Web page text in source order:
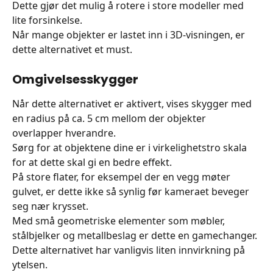
Dette gjør det mulig å rotere i store modeller med
lite forsinkelse.
Når mange objekter er lastet inn i 3D-visningen, er
dette alternativet et must.
Omgivelsesskygger
Når dette alternativet er aktivert, vises skygger med
en radius på ca. 5 cm mellom der objekter
overlapper hverandre.
Sørg for at objektene dine er i virkelighetstro skala
for at dette skal gi en bedre effekt.
På store flater, for eksempel der en vegg møter
gulvet, er dette ikke så synlig før kameraet beveger
seg nær krysset.
Med små geometriske elementer som møbler,
stålbjelker og metallbeslag er dette en gamechanger.
Dette alternativet har vanligvis liten innvirkning på
ytelsen.